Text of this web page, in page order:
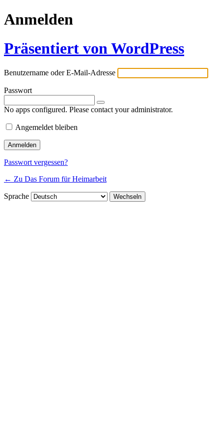
Anmelden
Präsentiert von WordPress
Benutzername oder E-Mail-Adresse
Passwort
No apps configured. Please contact your administrator.
Angemeldet bleiben
Passwort vergessen?
← Zu Das Forum für Heimarbeit
Sprache